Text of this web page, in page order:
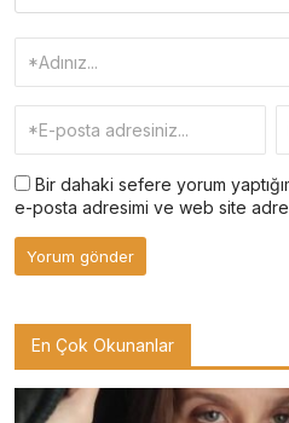
Bir dahaki sefere yorum
e-posta adresimi ve web site
En Çok Okunanlar